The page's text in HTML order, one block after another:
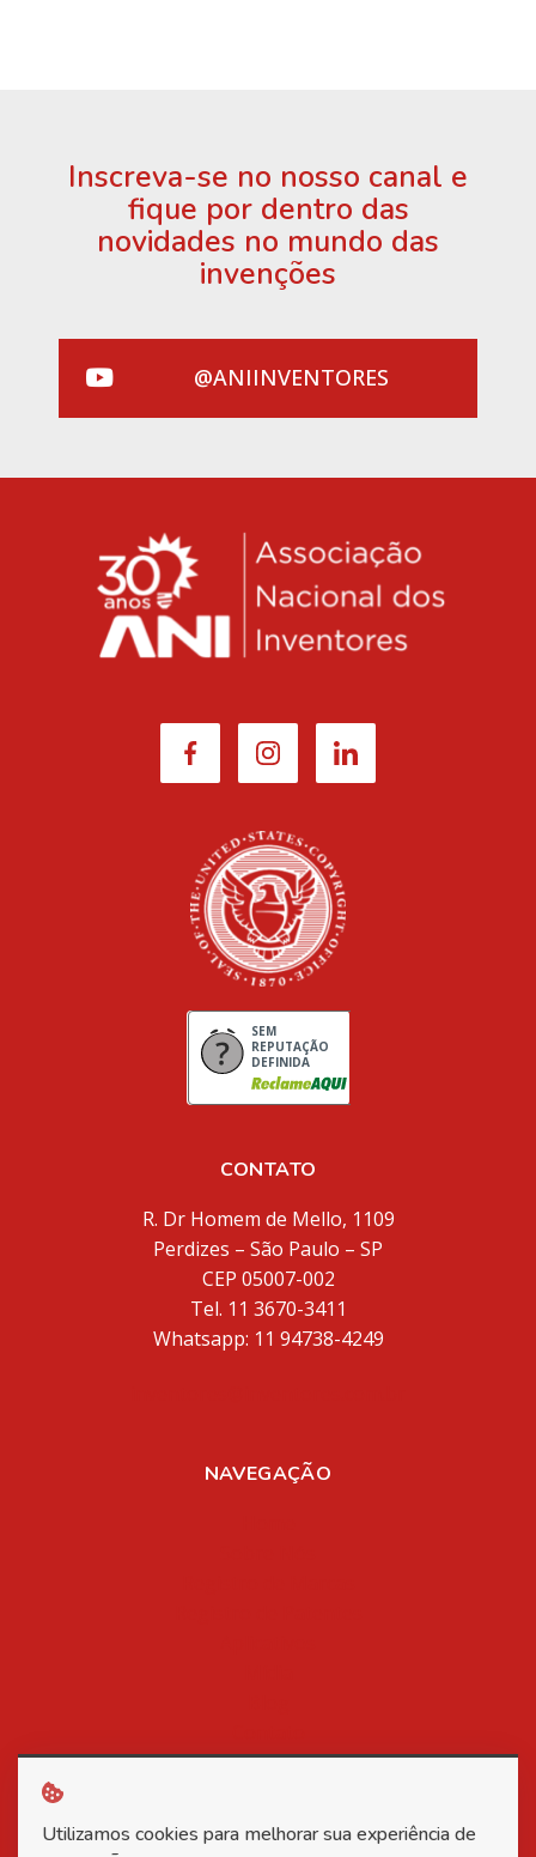
Inscreva-se no nosso canal e
fique por dentro das
novidades no mundo das
invenções
@ANIINVENTORES
SEM
REPUTAÇÃO
DEFINIDA
CONTATO
R. Dr Homem de Mello, 1109
Perdizes – São Paulo – SP
CEP 05007-002
Tel. 11 3670-3411
Whatsapp: 11 94738-4249
NAVEGAÇÃO
Política de Privacidade
Utilizamos cookies para melhorar sua experiência de